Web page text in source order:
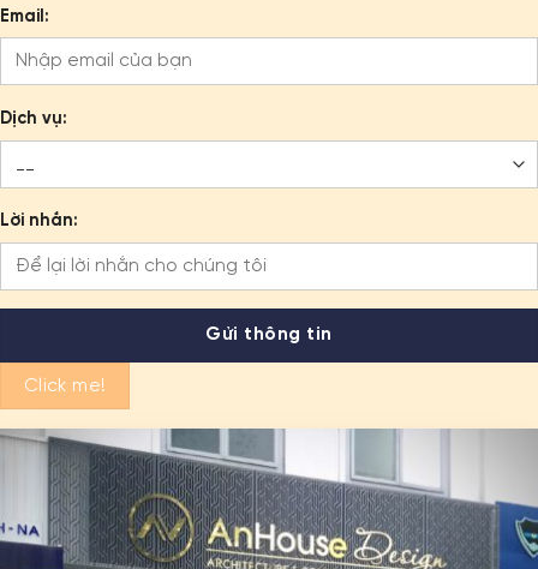
Email:
Dịch vụ:
Lời nhắn:
Click me!